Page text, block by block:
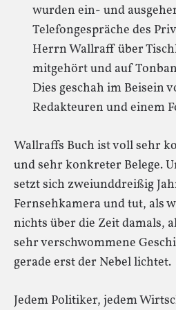
wurden ein- und
Telefongespräche des
Herrn Wallraff über
mitgehört und auf
Dies geschah im Beisein
Redakteuren und einem
Wallraffs Buch ist voll sehr
und sehr konkreter Belege.
setzt sich zweiunddreißig
Fernsehkamera und tut, als
nichts über die Zeit damals,
sehr verschwommene
gerade erst der Nebel lichtet.
Jedem Politiker, jedem